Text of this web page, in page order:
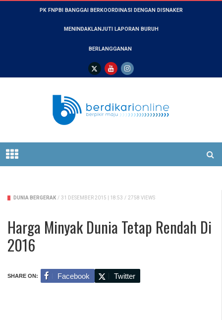
PK FNPBI BANGGAI BERKOORDINASI DENGAN DISNAKER
MENINDAKLANJUTI LAPORAN BURUH
BERLANGGANAN
DUNIA BERGERAK / 31 DESEMBER 2015 | 18:53 / 2758 VIEWS
Harga Minyak Dunia Tetap Rendah Di
2016
SHARE ON: Facebook Twitter